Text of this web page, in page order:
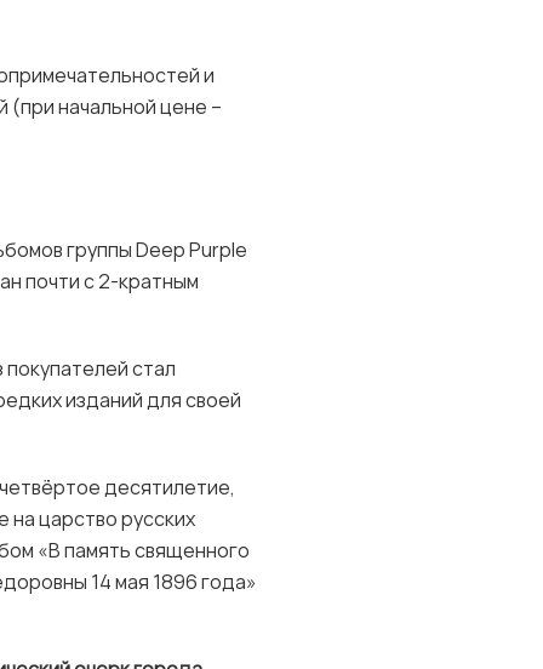
и
начальной цене –
группы Deep Purple
почти с 2-кратным
стал
изданий для своей
десятилетие,
царство русских
«В память священного
14 мая 1896 года»